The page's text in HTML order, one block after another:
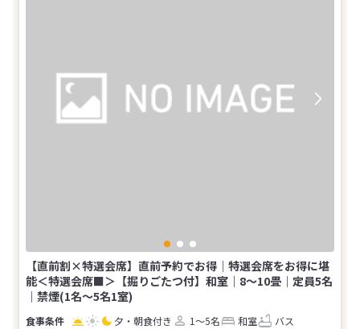
【直前割×特選会席】直前予約でお得｜特選会席をお得に堪
能＜特選会席■＞【掘りごたつ付】和室｜8～10畳｜定員5名
｜禁煙(1名～5名1室)
夕・朝食付き 1～5名 和室
バス